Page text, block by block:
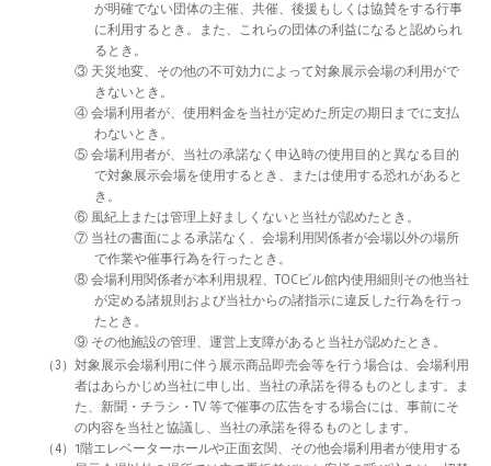
が明確でない団体の主催、共催、後援もしくは協賛をする行事
に利用するとき。また、これらの団体の利益になると認められ
るとき。
③ 天災地変、その他の不可効力によって対象展示会場の利用がで
きないとき。
④ 会場利用者が、使用料金を当社が定めた所定の期日までに支払
わないとき。
⑤ 会場利用者が、当社の承諾なく申込時の使用目的と異なる目的
で対象展示会場を使用するとき、または使用する恐れがあると
き。
⑥ 風紀上または管理上好ましくないと当社が認めたとき。
⑦ 当社の書面による承諾なく、会場利用関係者が会場以外の場所
で作業や催事行為を行ったとき。
⑧ 会場利用関係者が本利用規程、TOCビル館内使用細則その他当社
が定める諸規則および当社からの諸指示に違反した行為を行っ
たとき。
⑨ その他施設の管理、運営上支障があると当社が認めたとき。
（3）対象展示会場利用に伴う展示商品即売会等を行う場合は、会場利用
者はあらかじめ当社に申し出、当社の承諾を得るものとします。ま
た、新聞・チラシ・TV 等で催事の広告をする場合には、事前にそ
の内容を当社と協議し、当社の承諾を得るものとします。
（4）1階エレベーターホールや正面玄関、その他会場利用者が使用する